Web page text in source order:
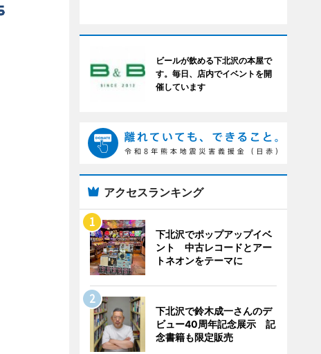
ビールが飲める下北沢の本屋で
す。毎日、店内でイベントを開
催しています
アクセスランキング
下北沢でポップアップイベ
ント 中古レコードとアー
トネオンをテーマに
下北沢で鈴木成一さんのデ
ビュー40周年記念展示 記
念書籍も限定販売